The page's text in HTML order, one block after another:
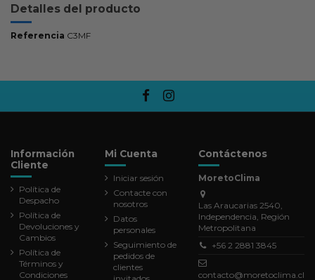
Detalles del producto
Referencia C3MF
Información
Cliente
Política de
Despacho
Política de
Devoluciones y
Cambios
Política de
Términos y
Condiciones
Mi Cuenta
Iniciar sesión
Contacte con
nosotros
Datos
personales
Seguimiento de
pedidos de
clientes
Contáctenos
MoretoClima
Las Araucarias 2540,
Independencia, Región
Metropolitana
+56 2 2881 3845
contacto@moretoclima.cl